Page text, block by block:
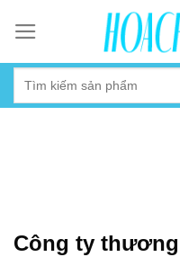
content
Công ty thương